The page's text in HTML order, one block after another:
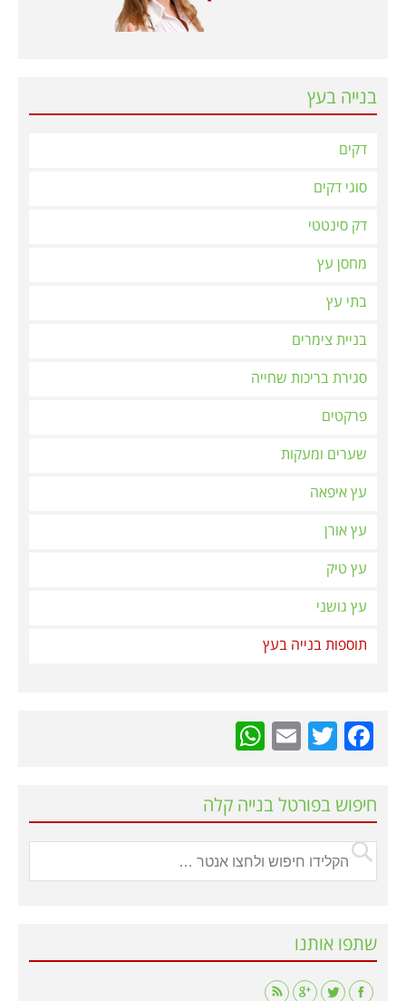
בנייה בעץ
דקים
סוגי דקים
דק סינטטי
מחסן עץ
בתי עץ
בניית צימרים
סגירת בריכות שחייה
פרקטים
שערים ומעקות
עץ איפאה
עץ אורן
עץ טיק
עץ גושני
תוספות בנייה בעץ
Facebook
Twitter
Email
חיפוש בפורטל בנייה קלה
שתפו אותנו
Find us on: